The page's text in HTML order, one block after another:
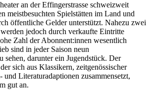
an der Effingerstrasse schweizweit
meistbesuchten Spielstätten im Land und
öffentliche Gelder unterstützt. Nahezu zwei
jedoch durch verkaufte Eintritte
Zahl der Abonnent:innen wesentlich
sind in jeder Saison neun
sehen, darunter ein Jugendstück. Der
sich aus Klassikern, zeitgenössischer
Literaturadaptionen zusammensetzt,
gut an.